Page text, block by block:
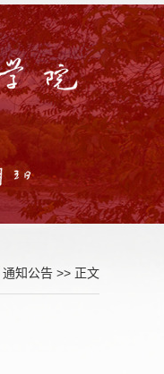
通知公告 >> 正文